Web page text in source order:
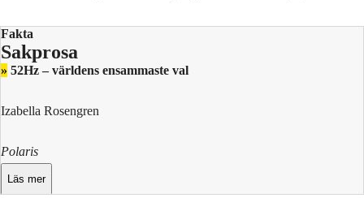
Fakta
Sakprosa
» 52Hz – världens ensammaste val
Izabella Rosengren
Polaris
Läs mer